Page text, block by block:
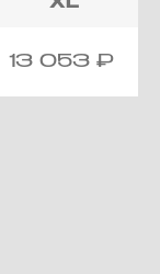
13 053 ₽